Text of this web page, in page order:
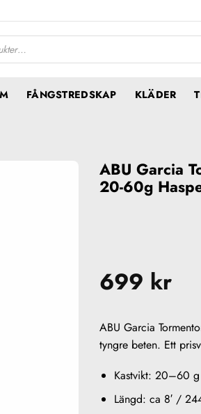
FÅNGSTREDSKAP KLÄDER
ABU Garcia
20-60g
699 kr
ABU Garcia
tyngre beten. Ett
Kastvikt: 20–60 g
Längd: ca 8′ /